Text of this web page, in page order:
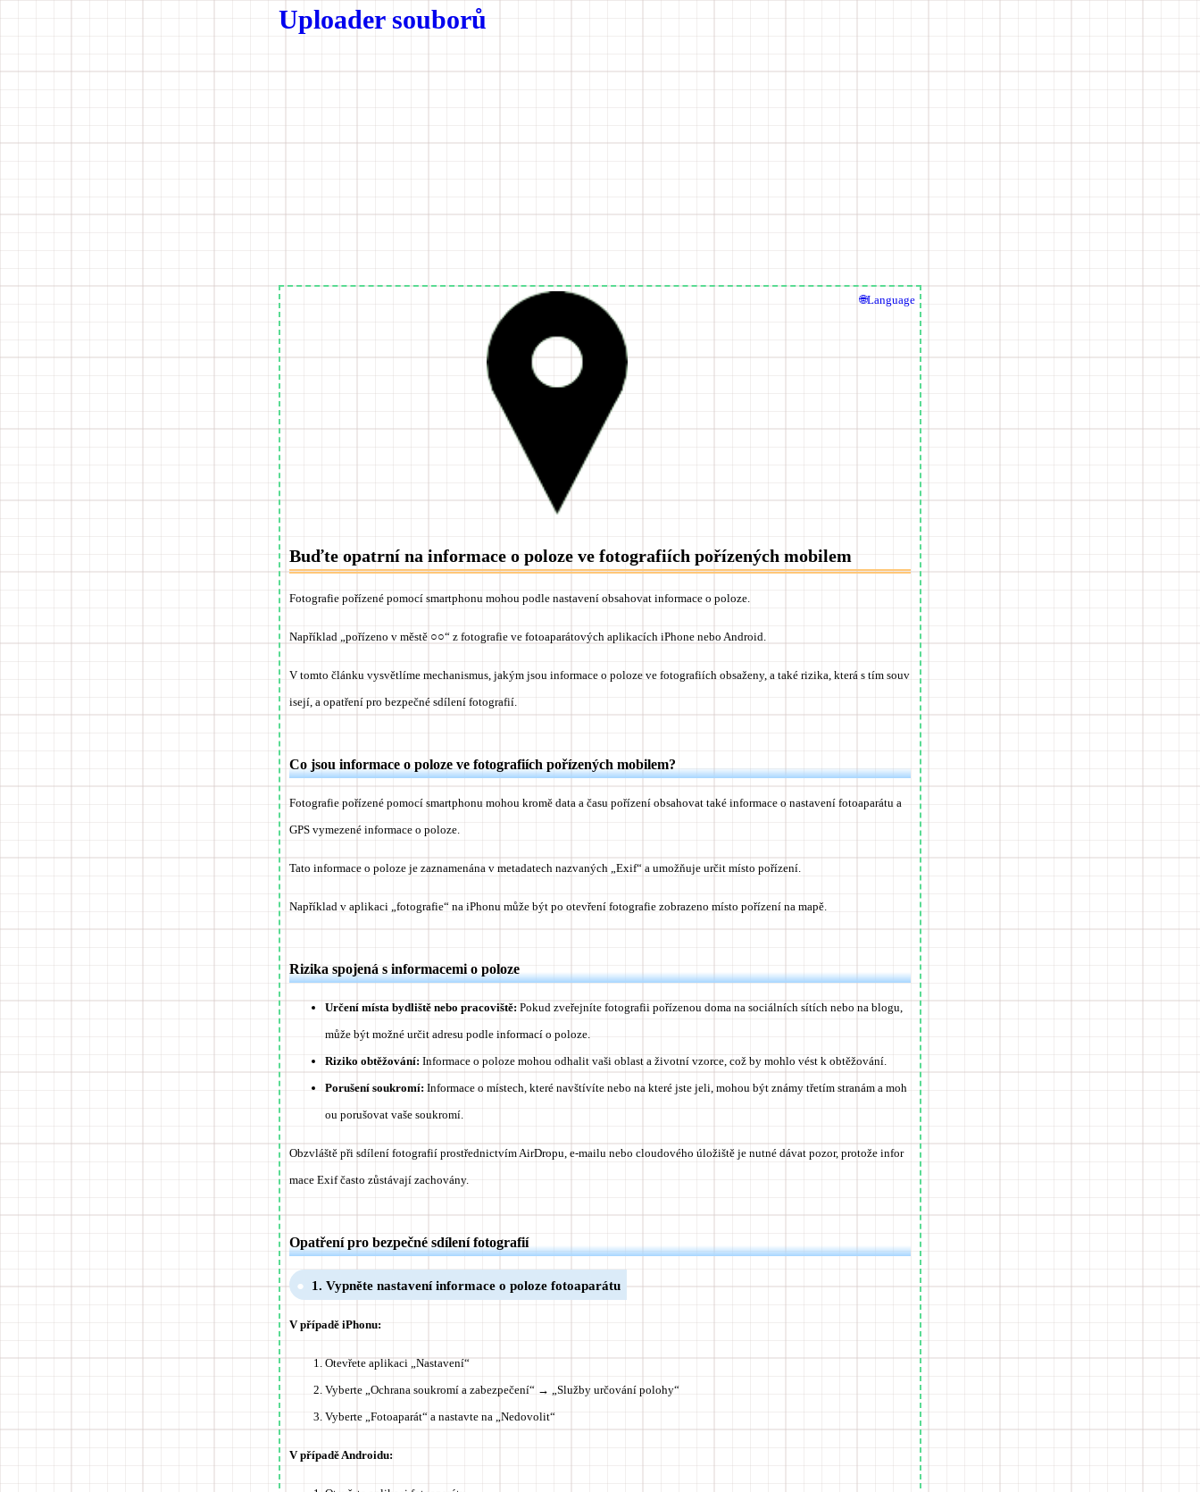
Uploader souborů
Buďte opatrní na informace o poloze ve fotografiích pořízených mobilem
Fotografie pořízené pomocí smartphonu mohou podle nastavení obsahovat informace o poloze.
Například „pořízeno v městě ○○“ z fotografie ve fotoaparátových aplikacích iPhone nebo Android.
V tomto článku vysvětlíme mechanismus, jakým jsou informace o poloze ve fotografiích obsaženy, a také rizika, která s tím souv
isejí, a opatření pro bezpečné sdílení fotografií.
Co jsou informace o poloze ve fotografiích pořízených mobilem?
Fotografie pořízené pomocí smartphonu mohou kromě data a času pořízení obsahovat také informace o nastavení fotoaparátu a
GPS vymezené informace o poloze.
Tato informace o poloze je zaznamenána v metadatech nazvaných „Exif“ a umožňuje určit místo pořízení.
Například v aplikaci „fotografie“ na iPhonu může být po otevření fotografie zobrazeno místo pořízení na mapě.
Rizika spojená s informacemi o poloze
Určení místa bydliště nebo pracoviště: Pokud zveřejníte fotografii pořízenou doma na sociálních sítích nebo na blogu,
může být možné určit adresu podle informací o poloze.
Riziko obtěžování: Informace o poloze mohou odhalit vaši oblast a životní vzorce, což by mohlo vést k obtěžování.
Porušení soukromí: Informace o místech, které navštívíte nebo na které jste jeli, mohou být známy třetím stranám a moh
ou porušovat vaše soukromí.
Obzvláště při sdílení fotografií prostřednictvím AirDropu, e-mailu nebo cloudového úložiště je nutné dávat pozor, protože infor
mace Exif často zůstávají zachovány.
Opatření pro bezpečné sdílení fotografií
1. Vypněte nastavení informace o poloze fotoaparátu
V případě iPhonu:
Otevřete aplikaci „Nastavení“
Vyberte „Ochrana soukromí a zabezpečení“ → „Služby určování polohy“
Vyberte „Fotoaparát“ a nastavte na „Nedovolit“
V případě Androidu:
🌐Language